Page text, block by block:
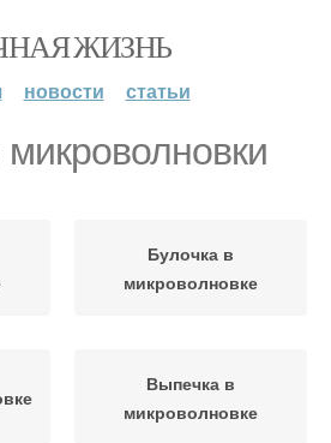
ЖИЗНЬ
новости статьи
Булочка в
микроволновке
Выпечка в
микроволновке